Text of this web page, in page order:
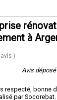
à
)
Avis
respecté, bonne
par Socorebat.